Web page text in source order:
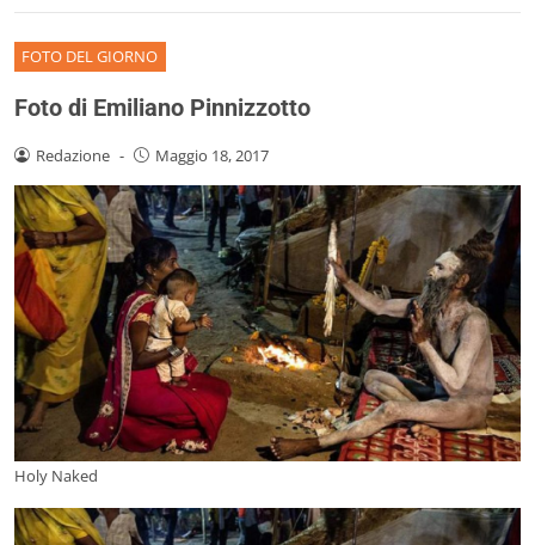
FOTO DEL GIORNO
Foto di Emiliano Pinnizzotto
Redazione - Maggio 18, 2017
Holy Naked